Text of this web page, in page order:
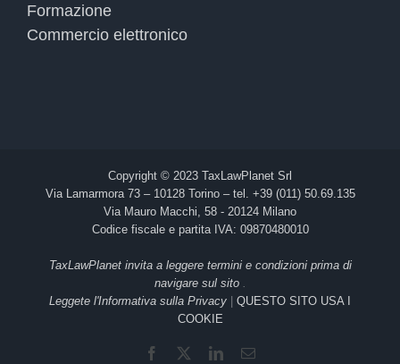
Formazione
Commercio elettronico
Copyright © 2023 TaxLawPlanet Srl
Via Lamarmora 73 – 10128 Torino – tel. +39 (011) 50.69.135
Via Mauro Macchi, 58 - 20124 Milano
Codice fiscale e partita IVA: 09870480010
TaxLawPlanet invita a leggere termini e condizioni prima di
navigare sul sito
Leggete l'Informativa sulla Privacy
QUESTO SITO USA I
COOKIE
Facebook LinkedInEmail